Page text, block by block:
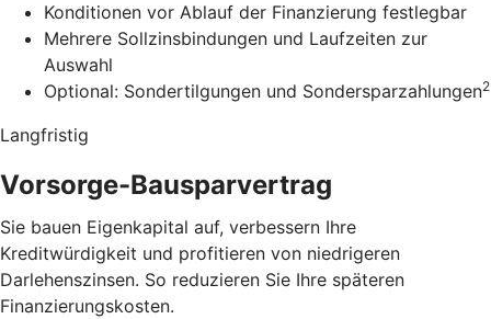
Konditionen vor Ablauf der Finanzierung festlegbar
Mehrere Sollzinsbindungen und Laufzeiten zur
Auswahl
Optional: Sondertilgungen und Sondersparzahlungen2
Langfristig
Vorsorge-Bausparvertrag
Sie bauen Eigenkapital auf, verbessern Ihre
Kreditwürdigkeit und profitieren von niedrigeren
Darlehenszinsen. So reduzieren Sie Ihre späteren
Finanzierungskosten.